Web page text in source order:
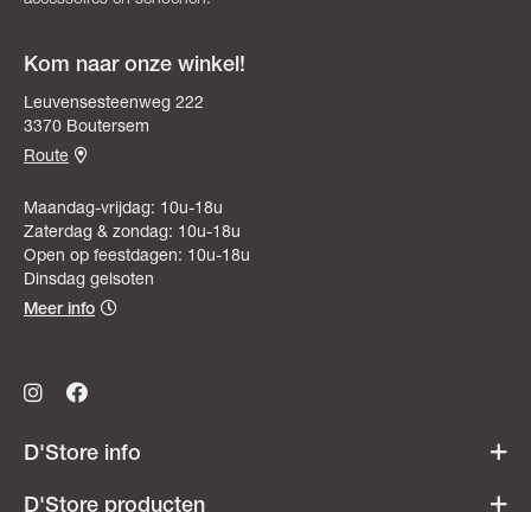
D'Store info
Werken bij D'Store
D'Store producten
Kom naar onze winkel!
Leuvensesteenweg 222
3370 Boutersem
Route
Maandag-vrijdag: 10u-18u
Zaterdag & zondag: 10u-18u
Open op feestdagen: 10u-18u
Dinsdag gelsoten
Meer info